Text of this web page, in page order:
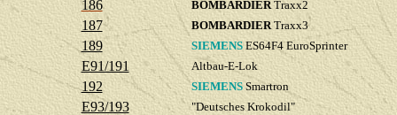
186 BOMBARDIERTraxx2
187 BOMBARDIERTraxx3
189 SIEMENSES64F4 EuroSprinter
E91/191 Altbau-E-Lok
192 SIEMENSSmartron
E93/193 "Deutsches Krokodil"